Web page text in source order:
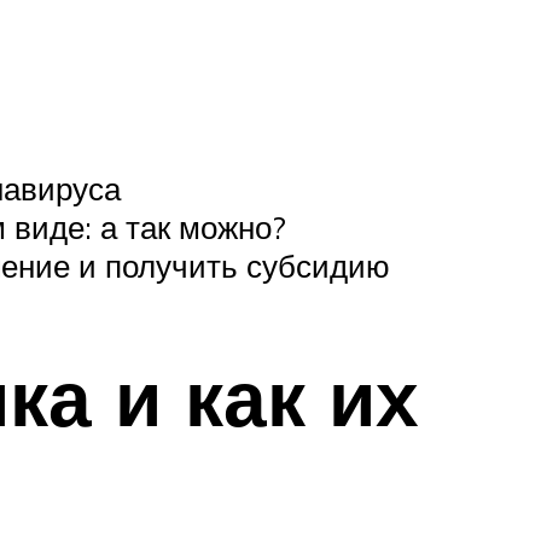
а так можно?
и получить субсидию
и как их